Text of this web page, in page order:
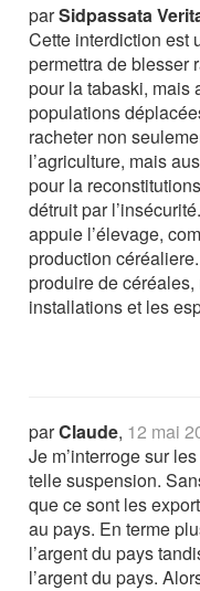
parSidpassata
Cette interdiction est
permettra de blesser
pour la tabaski, mais
populations
racheter non
l’agriculture, mais
pour la
détruit par
appuie l’élevage,
production
produire de
installations et les
parClaude, 12 mai
Je m’interroge sur
telle suspension.
que ce sont les
au pays. En terme
l’argent du pays
l’argent du pays.